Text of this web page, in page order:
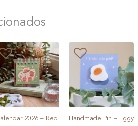
2026 – Red
Handmade Pin – Eggy